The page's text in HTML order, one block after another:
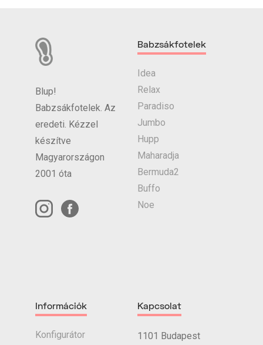
Blup!
Babzsákfotelek. Az
eredeti. Kézzel
készítve
Magyarországon
2001 óta
Babzsákfotelek
Idea
Relax
Paradiso
Jumbo
Hupp
Maharadja
Bermuda2
Buffo
Noe
Információk
Konfigurátor
Kapcsolat
1101 Budapest